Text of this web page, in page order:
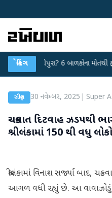
બ્રેકિંગ
ચાંદીપુરા? 6 બાળકોના મોતથી ફફડાટ
રાષ્ટ્રીય 30 નવેમ્બર, 2025 Super
ચક્રવાત દિટવાહ
શ્રીલંકામાં 150 થી વધુ
શ્રીલંકામાં વિનાશ સર્જ્યા બાદ,
આગળ વધી રહ્યું છે. આ વાવાઝોડું